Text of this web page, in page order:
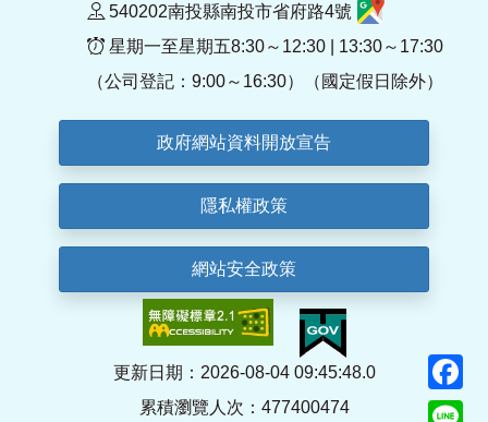
540202南投縣南投市省府路4號
星期一至星期五8:30～12:30 | 13:30～17:30
（公司登記：9:00～16:30）（國定假日除外）
政府網站資料開放宣告
隱私權政策
網站安全政策
更新日期：2026-08-04 09:45:48.0
累積瀏覽人次：477400474